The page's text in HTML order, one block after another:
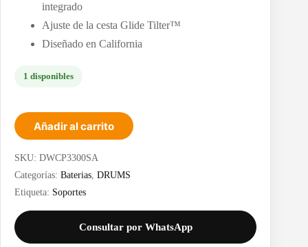
integrado
Ajuste de la cesta Glide Tilter™
Diseñado en California
1 disponibles
Añadir al carrito
SKU: DWCP3300SA
Categorías: Baterias, DRUMS
Etiqueta: Soportes
Consultar por WhatsApp